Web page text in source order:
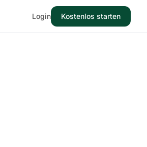
Login Kostenlos starten